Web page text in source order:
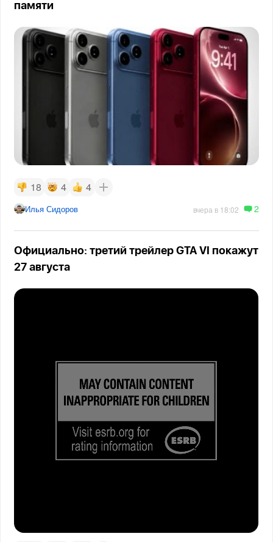
памяти
18 4 4
Илья Сидоров вчера в 18:02 2
Официально: третий трейлер GTA VI покажут
27 августа